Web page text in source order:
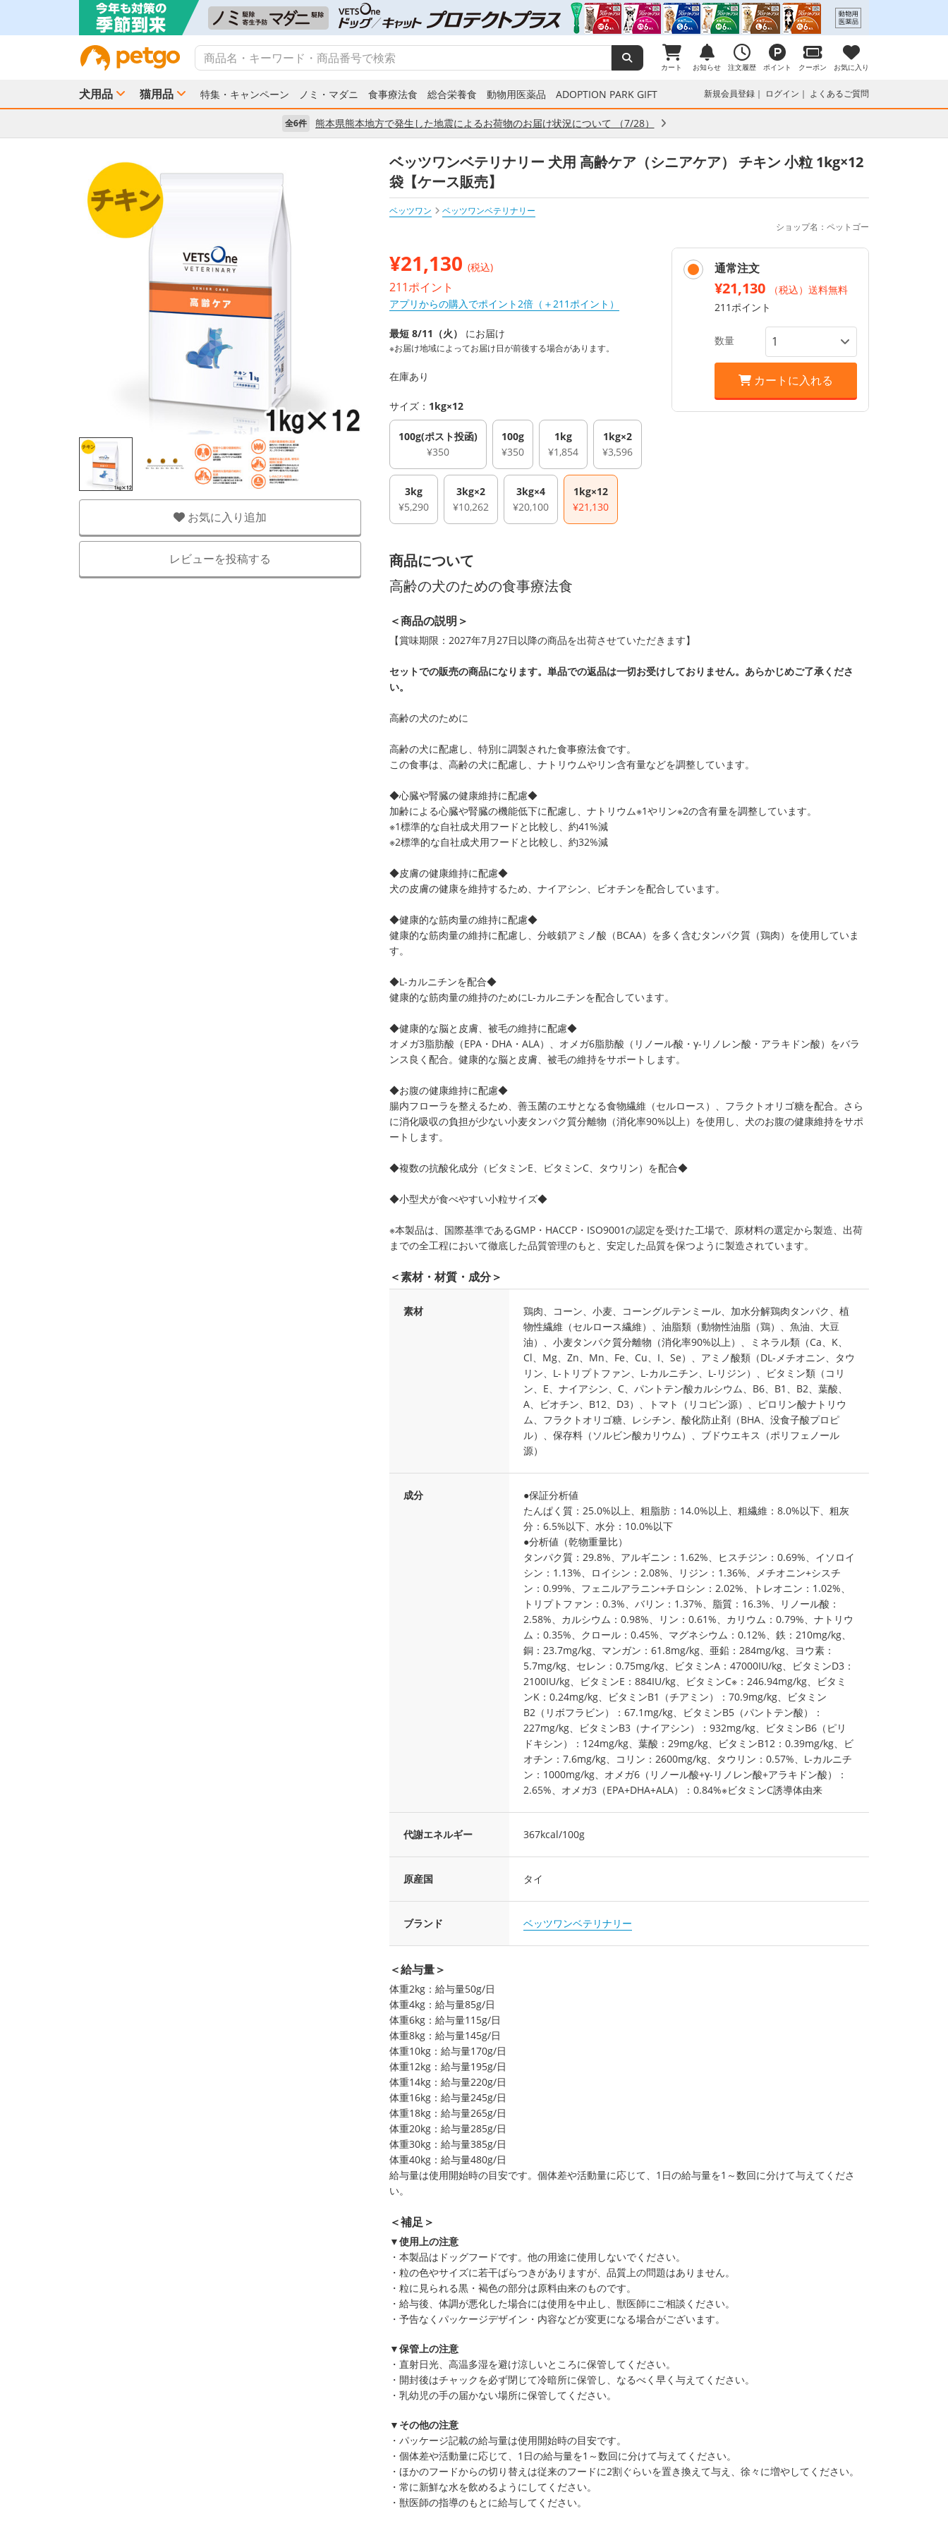
カート お知らせ 注文履歴 ポイント クーポン お気に入り
犬用品 猫用品 特集・キャンペーン ノミ・マダニ 食事療法食 総合栄養食 動物用医薬品 ADOPTION PARK GIFT 新規会員登録 ログイン よくあるご質問
全6件 熊本県熊本地方で発生した地震によるお荷物のお届け状況について （7/28）
お気に入り追加
レビューを投稿する
ベッツワンベテリナリー 犬用 高齢ケア（シニアケア） チキン 小粒 1kg×12
袋【ケース販売】
ベッツワン
ベッツワンベテリナリー
ショップ名：ペットゴー
¥21,130 (税込)
211ポイント
アプリからの購入でポイント2倍（＋211ポイント）
最短 8/11（火） にお届け
※お届け地域によってお届け日が前後する場合があります。
在庫あり
サイズ： 1kg×12
100g(ポスト投函)
¥350
100g
¥350
1kg
¥1,854
1kg×2
¥3,596
3kg
¥5,290
3kg×2
¥10,262
3kg×4
¥20,100
1kg×12
¥21,130
通常注文
¥21,130
（税込）送料無料
211ポイント
数量
カートに入れる
商品について
高齢の犬のための食事療法食
＜商品の説明＞
【賞味期限：2027年7月27日以降の商品を出荷させていただきます】
セットでの販売の商品になります。単品での返品は一切お受けしておりません。あらかじめご了承くださ
い。
高齢の犬のために
高齢の犬に配慮し、特別に調製された食事療法食です。
この食事は、高齢の犬に配慮し、ナトリウムやリン含有量などを調整しています。
◆心臓や腎臓の健康維持に配慮◆
加齢による心臓や腎臓の機能低下に配慮し、ナトリウム※1やリン※2の含有量を調整しています。
※1標準的な自社成犬用フードと比較し、約41%減
※2標準的な自社成犬用フードと比較し、約32%減
◆皮膚の健康維持に配慮◆
犬の皮膚の健康を維持するため、ナイアシン、ビオチンを配合しています。
◆健康的な筋肉量の維持に配慮◆
健康的な筋肉量の維持に配慮し、分岐鎖アミノ酸（BCAA）を多く含むタンパク質（鶏肉）を使用していま
す。
◆L-カルニチンを配合◆
健康的な筋肉量の維持のためにL-カルニチンを配合しています。
◆健康的な脳と皮膚、被毛の維持に配慮◆
オメガ3脂肪酸（EPA・DHA・ALA）、オメガ6脂肪酸（リノール酸・γ-リノレン酸・アラキドン酸）をバラ
ンス良く配合。健康的な脳と皮膚、被毛の維持をサポートします。
◆お腹の健康維持に配慮◆
腸内フローラを整えるため、善玉菌のエサとなる食物繊維（セルロース）、フラクトオリゴ糖を配合。さら
に消化吸収の負担が少ない小麦タンパク質分離物（消化率90%以上）を使用し、犬のお腹の健康維持をサポ
ートします。
◆複数の抗酸化成分（ビタミンE、ビタミンC、タウリン）を配合◆
◆小型犬が食べやすい小粒サイズ◆
※本製品は、国際基準であるGMP・HACCP・ISO9001の認定を受けた工場で、原材料の選定から製造、出荷
までの全工程において徹底した品質管理のもと、安定した品質を保つように製造されています。
＜素材・材質・成分＞
素材
鶏肉、コーン、小麦、コーングルテンミール、加水分解鶏肉タンパク、植
物性繊維（セルロース繊維）、油脂類（動物性油脂（鶏）、魚油、大豆
油）、小麦タンパク質分離物（消化率90%以上）、ミネラル類（Ca、K、
Cl、Mg、Zn、Mn、Fe、Cu、I、Se）、アミノ酸類（DL-メチオニン、タウ
リン、L-トリプトファン、L-カルニチン、L-リジン）、ビタミン類（コリ
ン、E、ナイアシン、C、パントテン酸カルシウム、B6、B1、B2、葉酸、
A、ビオチン、B12、D3）、トマト（リコピン源）、ピロリン酸ナトリウ
ム、フラクトオリゴ糖、レシチン、酸化防止剤（BHA、没食子酸プロピ
ル）、保存料（ソルビン酸カリウム）、ブドウエキス（ポリフェノール
源）
成分
●保証分析値
たんぱく質：25.0%以上、粗脂肪：14.0%以上、粗繊維：8.0%以下、粗灰
分：6.5%以下、水分：10.0%以下
●分析値（乾物重量比）
タンパク質：29.8%、アルギニン：1.62%、ヒスチジン：0.69%、イソロイ
シン：1.13%、ロイシン：2.08%、リジン：1.36%、メチオニン+シスチ
ン：0.99%、フェニルアラニン+チロシン：2.02%、トレオニン：1.02%、
トリプトファン：0.3%、バリン：1.37%、脂質：16.3%、リノール酸：
2.58%、カルシウム：0.98%、リン：0.61%、カリウム：0.79%、ナトリウ
ム：0.35%、クロール：0.45%、マグネシウム：0.12%、鉄：210mg/kg、
銅：23.7mg/kg、マンガン：61.8mg/kg、亜鉛：284mg/kg、ヨウ素：
5.7mg/kg、セレン：0.75mg/kg、ビタミンA：47000IU/kg、ビタミンD3：
2100IU/kg、ビタミンE：884IU/kg、ビタミンC※：246.94mg/kg、ビタミ
ンK：0.24mg/kg、ビタミンB1（チアミン）：70.9mg/kg、ビタミン
B2（リボフラビン）：67.1mg/kg、ビタミンB5（パントテン酸）：
227mg/kg、ビタミンB3（ナイアシン）：932mg/kg、ビタミンB6（ピリ
ドキシン）：124mg/kg、葉酸：29mg/kg、ビタミンB12：0.39mg/kg、ビ
オチン：7.6mg/kg、コリン：2600mg/kg、タウリン：0.57%、L-カルニチ
ン：1000mg/kg、オメガ6（リノール酸+γ-リノレン酸+アラキドン酸）：
2.65%、オメガ3（EPA+DHA+ALA）：0.84%※ビタミンC誘導体由来
代謝エネルギー 367kcal/100g
原産国 タイ
ブランド ベッツワンベテリナリー
＜給与量＞
体重2kg：給与量50g/日
体重4kg：給与量85g/日
体重6kg：給与量115g/日
体重8kg：給与量145g/日
体重10kg：給与量170g/日
体重12kg：給与量195g/日
体重14kg：給与量220g/日
体重16kg：給与量245g/日
体重18kg：給与量265g/日
体重20kg：給与量285g/日
体重30kg：給与量385g/日
体重40kg：給与量480g/日
給与量は使用開始時の目安です。個体差や活動量に応じて、1日の給与量を1～数回に分けて与えてくださ
い。
＜補足＞
▼使用上の注意
・本製品はドッグフードです。他の用途に使用しないでください。
・粒の色やサイズに若干ばらつきがありますが、品質上の問題はありません。
・粒に見られる黒・褐色の部分は原料由来のものです。
・給与後、体調が悪化した場合には使用を中止し、獣医師にご相談ください。
・予告なくパッケージデザイン・内容などが変更になる場合がございます。
▼保管上の注意
・直射日光、高温多湿を避け涼しいところに保管してください。
・開封後はチャックを必ず閉じて冷暗所に保管し、なるべく早く与えてください。
・乳幼児の手の届かない場所に保管してください。
▼その他の注意
・パッケージ記載の給与量は使用開始時の目安です。
・個体差や活動量に応じて、1日の給与量を1～数回に分けて与えてください。
・ほかのフードからの切り替えは従来のフードに2割ぐらいを置き換えて与え、徐々に増やしてください。
・常に新鮮な水を飲めるようにしてください。
・獣医師の指導のもとに給与してください。